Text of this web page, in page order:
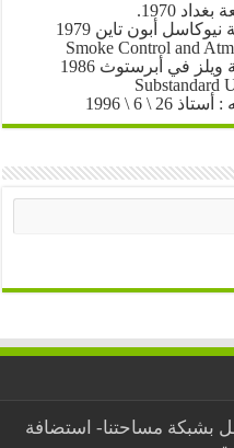
1970.
- ماجستير جغرافيا تطبيقية – جامعة نيوكاسل أبون تاين 1979
Smoke Control and
-دكتوراه جغرافية اجتماعية – جامعة ويلز في أبرستوث 1986
Substandard
\ 6 \ 1996
بشبكة مساحتنا- استضافة